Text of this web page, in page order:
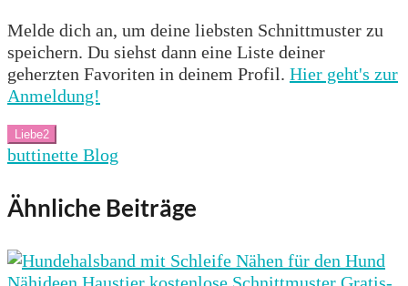
Melde dich an, um deine liebsten Schnittmuster zu
speichern. Du siehst dann eine Liste deiner
geherzten Favoriten in deinem Profil. Hier geht's zur
Anmeldung!
Liebe2
buttinette Blog
Ähnliche Beiträge